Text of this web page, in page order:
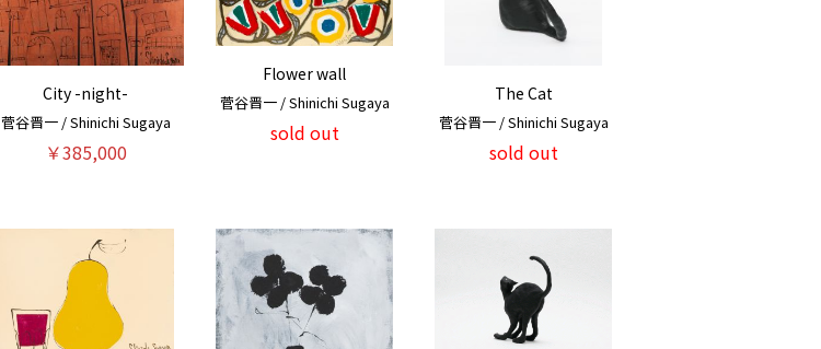
City -night-
菅谷晋一 / Shinichi Sugaya
￥385,000
Flower wall
菅谷晋一 / Shinichi Sugaya
sold out
The Cat
菅谷晋一 / Shinichi Sugaya
sold out